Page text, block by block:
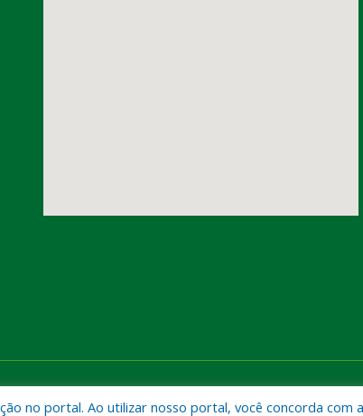
no portal. Ao utilizar nosso portal, você concorda com